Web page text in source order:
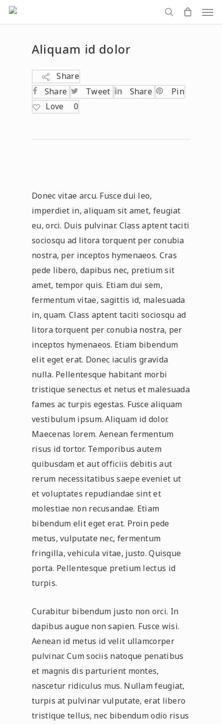
Skip
to
search
Aliquam id dolor
Share
Share
Tweet Share
Pin
Love
0
Donec vitae arcu. Fusce dui leo,
imperdiet in, aliquam sit amet, feugiat
eu, orci. Duis pulvinar. Class aptent taciti
sociosqu ad litora torquent per conubia
nostra, per inceptos hymenaeos. Cras
pede libero, dapibus nec, pretium sit
amet, tempor quis. Etiam dui sem,
fermentum vitae, sagittis id, malesuada
in, quam. Class aptent taciti sociosqu ad
litora torquent per conubia nostra, per
inceptos hymenaeos. Etiam bibendum
elit eget erat. Donec iaculis gravida
nulla. Pellentesque habitant morbi
tristique senectus et netus et malesuada
fames ac turpis egestas. Fusce aliquam
vestibulum ipsum. Aliquam id dolor.
Maecenas lorem. Aenean fermentum
risus id tortor. Temporibus autem
quibusdam et aut officiis debitis aut
rerum necessitatibus saepe eveniet ut
et voluptates repudiandae sint et
molestiae non recusandae. Etiam
bibendum elit eget erat. Proin pede
metus, vulputate nec, fermentum
fringilla, vehicula vitae, justo. Quisque
porta. Pellentesque pretium lectus id
turpis.
Curabitur bibendum justo non orci. In
dapibus augue non sapien. Fusce wisi.
Aenean id metus id velit ullamcorper
pulvinar. Cum sociis natoque penatibus
et magnis dis parturient montes,
nascetur ridiculus mus. Nullam feugiat,
turpis at pulvinar vulputate, erat libero
tristique tellus, nec bibendum odio risus